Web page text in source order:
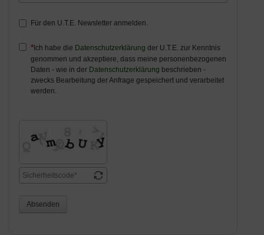
Für den U.T.E. Newsletter anmelden.
Ich habe die Datenschutzerklärung der U.T.E. zur Kenntnis
genommen und akzeptiere, dass meine personenbezogenen
Daten - wie in der Datenschutzerklärung beschrieben -
zwecks Bearbeitung der Anfrage gespeichert und verarbeitet
werden.
Absenden